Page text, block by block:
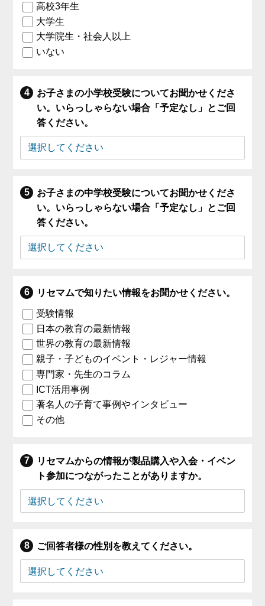
高校3年生
大学生
大学院生・社会人以上
いない
お子さまの小学校受験についてお聞かせくださ
い。いらっしゃらない場合「予定なし」とご回
答ください。
お子さまの中学校受験についてお聞かせくださ
い。いらっしゃらない場合「予定なし」とご回
答ください。
リセマムで知りたい情報をお聞かせください。
受験情報
日本の教育の最新情報
世界の教育の最新情報
親子・子どものイベント・レジャー情報
専門家・先生のコラム
ICT活用事例
著名人の子育て事例やインタビュー
その他
リセマムからの情報が製品購入や入会・イベン
ト参加につながったことがありますか。
ご回答者様の性別を教えてください。